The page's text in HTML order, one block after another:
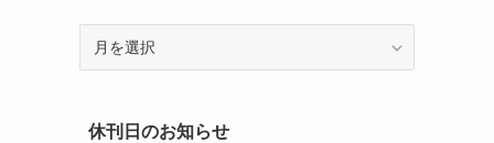
ブ休刊日のお知らせ